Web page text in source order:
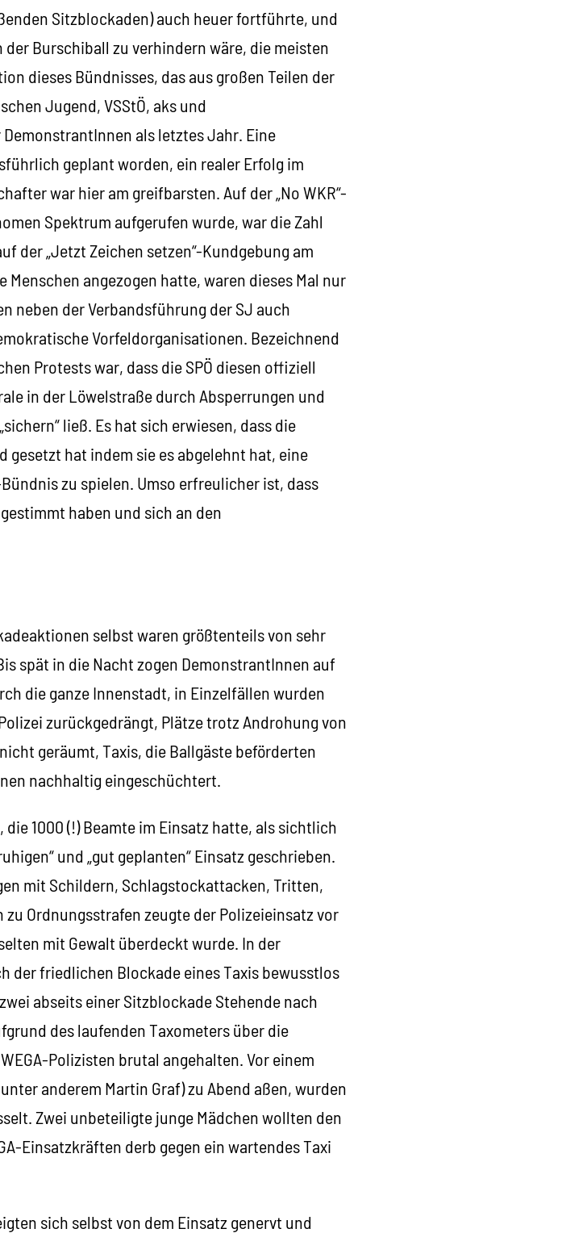
Sitzblockaden) auch heuer fortführte, und
Burschiball zu verhindern wäre, die meisten
dieses Bündnisses, das aus großen Teilen der
Jugend, VSStÖ, aks und
als letztes Jahr. Eine
geplant worden, ein realer Erfolg im
war hier am greifbarsten. Auf der „No WKR“-
Spektrum aufgerufen wurde, war die Zahl
der „Jetzt Zeichen setzen“-Kundgebung am
angezogen hatte, waren dieses Mal nur
neben der Verbandsführung der SJ auch
Vorfeldorganisationen. Bezeichnend
Protests war, dass die SPÖ diesen offiziell
in der Löwelstraße durch Absperrungen und
ließ. Es hat sich erwiesen, dass die
gesetzt hat indem sie es abgelehnt hat, eine
zu spielen. Umso erfreulicher ist, dass
haben und sich an den
selbst waren größtenteils von sehr
spät in die Nacht zogen DemonstrantInnen auf
die ganze Innenstadt, in Einzelfällen wurden
zurückgedrängt, Plätze trotz Androhung von
geräumt, Taxis, die Ballgäste beförderten
nachhaltig eingeschüchtert.
1000 (!) Beamte im Einsatz hatte, als sichtlich
und „gut geplanten“ Einsatz geschrieben.
mit Schildern, Schlagstockattacken, Tritten,
Ordnungsstrafen zeugte der Polizeieinsatz vor
mit Gewalt überdeckt wurde. In der
der friedlichen Blockade eines Taxis bewusstlos
abseits einer Sitzblockade Stehende nach
des laufenden Taxometers über die
Polizisten brutal angehalten. Vor einem
anderem Martin Graf) zu Abend aßen, wurden
Zwei unbeteiligte junge Mädchen wollten den
Einsatzkräften derb gegen ein wartendes Taxi
sich selbst von dem Einsatz genervt und